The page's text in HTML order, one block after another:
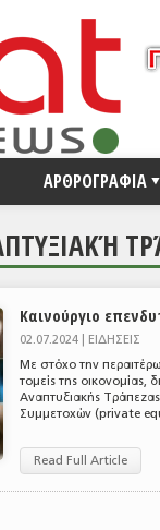
ΑΡΘΡΟΓΡΑΦΙΑ
Καινούργιο
02.07.2024 | ΕΙΔΗΣΕΙΣ
Με στόχο την
τομείς της οικονομίας,
Αναπτυξιακής
Συμμετοχών (private
Read Full Article